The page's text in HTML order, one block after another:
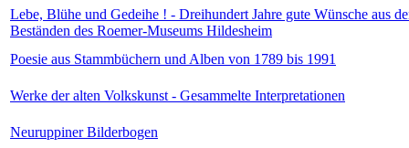
Lebe, Blühe und Gedeihe ! - Dreihundert Jahre gute Wünsche aus
Beständen des Roemer-Museums Hildesheim
Poesie aus Stammbüchern und Alben von 1789 bis 1991
Werke der alten Volkskunst - Gesammelte Interpretationen
Neuruppiner Bilderbogen